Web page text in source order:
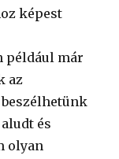
képest
például már
az
és
olyan